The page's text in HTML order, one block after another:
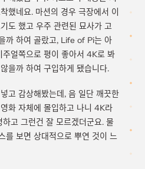
했네요. 마션의 경우 극장에서 이
도 했고 우주 관련된 묘사가 고
까 하여 골랐고, Life of Pi는 아
얼쪽으로 평이 좋아서 4K로 봐
을까 하여 구입하게 됐습니다.
고 감상해봤는데, 음 일단 깨끗한
화 자체에 몰입하고 나니 4K라
고 그런건 잘 모르겠더군요. 물
를 보면 상대적으로 뿌연 것이 느